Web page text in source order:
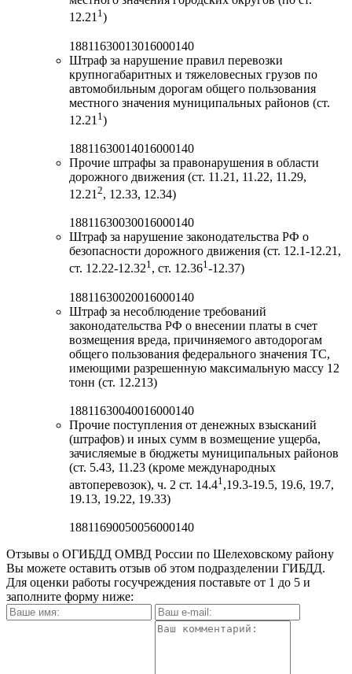
12.211)
18811630013016000140
Штраф за нарушение правил перевозки
крупногабаритных и тяжеловесных грузов по
автомобильным дорогам общего пользования
местного значения муниципальных районов (ст.
12.21 1 )
18811630014016000140
Прочие штрафы за правонарушения в области
дорожного движения (ст. 11.21, 11.22, 11.29,
12.21 2, 12.33, 12.34)
18811630030016000140
Штраф за нарушение законодательства РФ о
безопасности дорожного движения (ст. 12.1-12.21,
ст. 12.22-12.321, ст. 12.361-12.37)
18811630020016000140
Штраф за несоблюдение требований
законодательства РФ о внесении платы в счет
возмещения вреда, причиняемого автодорогам
общего пользования федерального значения ТС,
имеющими разрешенную максимальную массу 12
тонн (ст. 12.213)
18811630040016000140
Прочие поступления от денежных взысканий
(штрафов) и иных сумм в возмещение ущерба,
зачисляемые в бюджеты муниципальных районов
(ст. 5.43, 11.23 (кроме международных
автоперевозок), ч. 2 ст. 14.41 ,19.3-19.5, 19.6, 19.7,
19.13, 19.22, 19.33)
18811690050056000140
Отзывы о ОГИБДД ОМВД России по Шелеховскому району
Вы можете оставить отзыв об этом подразделении ГИБДД.
Для оценки работы госучреждения поставьте от 1 до 5 и
заполните форму ниже: